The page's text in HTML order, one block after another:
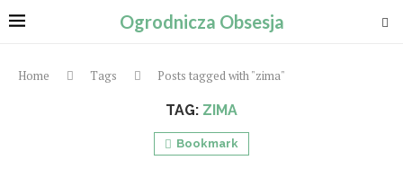
Ogrodnicza Obsesja
Home Tags Posts tagged with "zima"
TAG: ZIMA
Bookmark